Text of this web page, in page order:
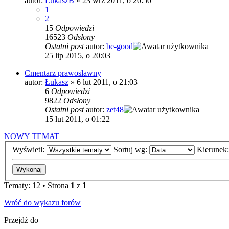
1
2
15 Odpowiedzi
16523 Odsłony
Ostatni postautor: be-good
25 lip 2015, o 20:03
Cmentarz prawosławny
autor: Łukasz » 6 lut 2011, o 21:03
6 Odpowiedzi
9822 Odsłony
Ostatni postautor: zet48
15 lut 2011, o 01:22
NOWY TEMAT
Wyświetl:
Sortuj wg:
Tematy: 12 • Strona 1 z 1
Wróć do wykazu forów
Przejdź do